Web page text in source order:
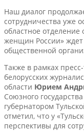
Наш диалог
сотрудничества уже
областное
женщин России» ждет
общественной
Также в рамках
белорусских
области Юрием
Союзного государства
губернатором
отметил, что у
перспективы для